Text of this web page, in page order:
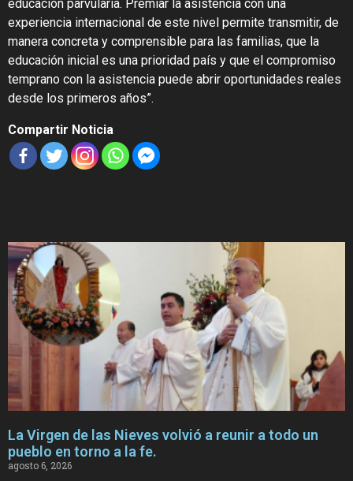
educación parvularia. Premiar la asistencia con una
experiencia internacional de este nivel permite transmitir, de
manera concreta y comprensible para las familias, que la
educación inicial es una prioridad país y que el compromiso
temprano con la asistencia puede abrir oportunidades reales
desde los primeros años”.
Compartir Noticia
La Virgen de las Nieves volvió a reunir a todo un
pueblo en torno a la fe.
agosto 6, 2026